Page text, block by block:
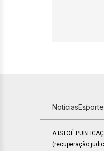
Notícias
A ISTOÉ
(recuperação